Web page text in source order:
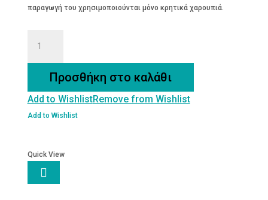
παραγωγή του χρησιμοποιούνται μόνο κρητικά χαρουπιά.
Προσθήκη στο καλάθι
Add to WishlistRemove from Wishlist
Add to Wishlist
Quick View
